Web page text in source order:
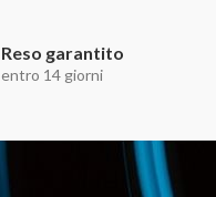
Reso garantito
entro 14 giorni